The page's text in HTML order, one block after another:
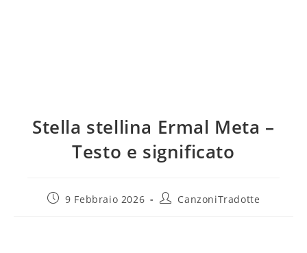
Stella stellina Ermal Meta –
Testo e significato
9 Febbraio 2026 CanzoniTradotte